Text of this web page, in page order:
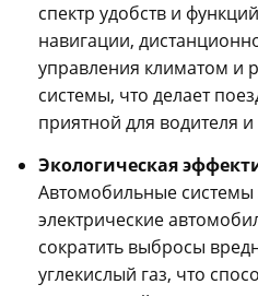
спектр удобств и
навигации,
управления климатом и
системы, что делает
приятной для водителя
Экологическая
Автомобильные системы
электрические
сократить выбросы
углекислый газ, что